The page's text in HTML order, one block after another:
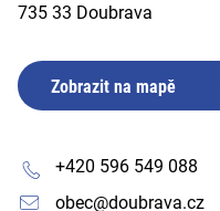
735 33 Doubrava
Zobrazit na mapě
+420 596 549 088
obec@doubrava.cz